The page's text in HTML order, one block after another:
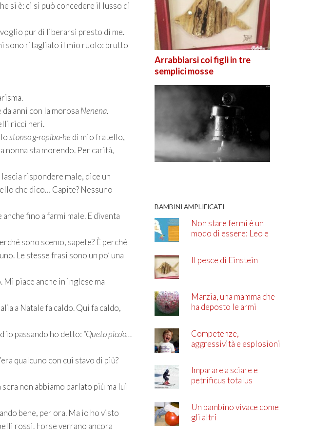
si è: ci si può concedere il lusso di
pur di liberarsi presto di me.
sono ritagliato il mio ruolo: brutto
anni con la morosa Nenena.
ricci neri.
stonso g-ropiba-he di mio fratello,
nonna sta morendo. Per carità,
rispondere male, dice un
che dico… Capite? Nessuno
fino a farmi male. E diventa
sono scemo, sapete? È perché
Le stesse frasi sono un po’ una
piace anche in inglese ma
a Natale fa caldo. Qui fa caldo,
io passando ho detto: “Queto pico’o…
qualcuno con cui stavo di più?
non abbiamo parlato più ma lui
bene, per ora. Ma io ho visto
rossi. Forse verrano ancora
Arrabbiarsi coi figli in tre
semplici mosse
BAMBINI AMPLIFICATI
Non stare fermi è un
modo di essere: Leo e
Il pesce di Einstein
Marzia, una mamma che
ha deposto le armi
Competenze,
aggressività e esplosioni
Imparare a sciare e
petrificus totalus
Un bambino vivace come
gli altri